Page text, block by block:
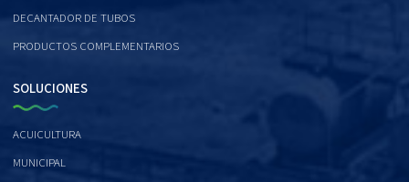
DECANTADOR DE TUBOS
PRODUCTOS COMPLEMENTARIOS
SOLUCIONES
ACUICULTURA
MUNICIPAL